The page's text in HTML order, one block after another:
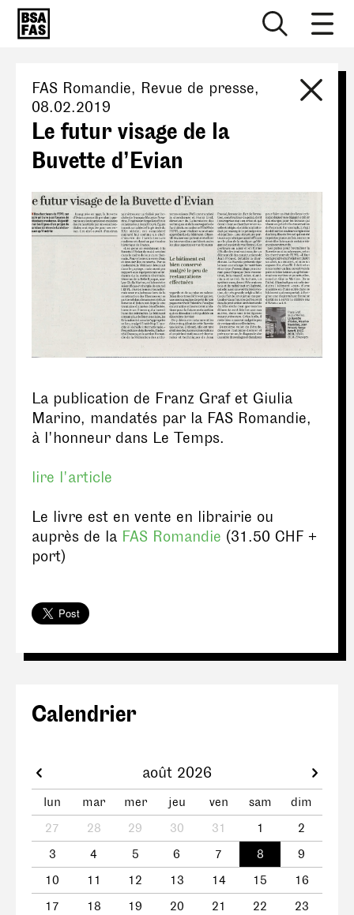
FAS Romandie, Revue de presse,
08.02.2019
Le futur visage de la
Buvette d’Evian
La publication de Franz Graf et Giulia
Marino, mandatés par la FAS Romandie,
à l'honneur dans Le Temps.
lire l'article
Le livre est en vente en librairie ou
auprès de la FAS Romandie (31.50 CHF +
port)
Calendrier
août 2026
lun mar mer jeu ven sam
dim
27
28 29 30 31 1
2
3
4 5 6 7 8
9
10
11 12 13 14 15
16
17
18 19 20 21 22
23